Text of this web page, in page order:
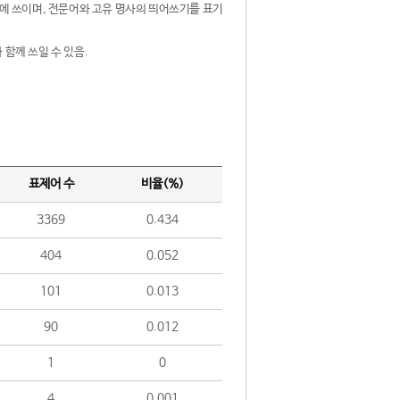
쓰이며, 전문어와 고유 명사의 띄어쓰기를 표기
께 쓰일 수 있음.
표제어 수 비율(%)
3369 0.434
404 0.052
101 0.013
90 0.012
1 0